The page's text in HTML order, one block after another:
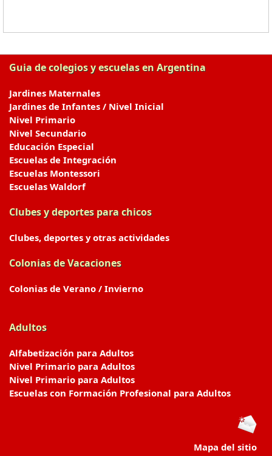
Guia de colegios y escuelas en Argentina
Jardines Maternales
Jardines de Infantes / Nivel Inicial
Nivel Primario
Nivel Secundario
Educación Especial
Escuelas de Integración
Escuelas Montessori
Escuelas Waldorf
Clubes y deportes para chicos
Clubes, deportes y otras actividades
Colonias de Vacaciones
Colonias de Verano / Invierno
Adultos
Alfabetización para Adultos
Nivel Primario para Adultos
Nivel Primario para Adultos
Escuelas con Formación Profesional para Adultos
Mapa del sitio